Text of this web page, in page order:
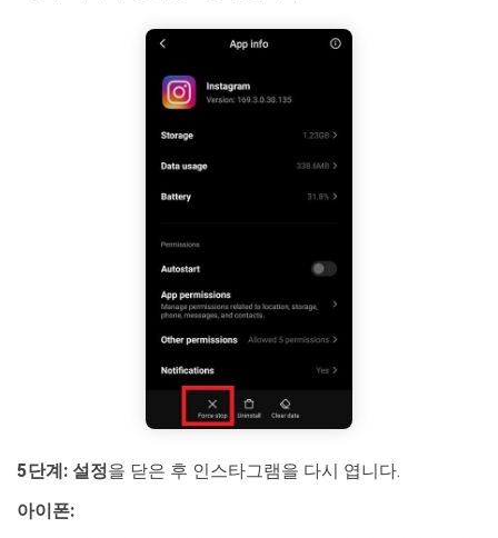
5단계: 설정을 닫은 후 인스타그램을 다시 엽니다.
아이폰: